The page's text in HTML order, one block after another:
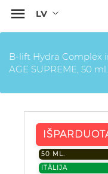

B-lift Hydra Complex
AGE SUPREME, 50 ml.
50 ML.
ITĀLIJA